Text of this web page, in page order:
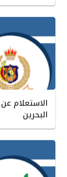
الاستعلام
البحرين